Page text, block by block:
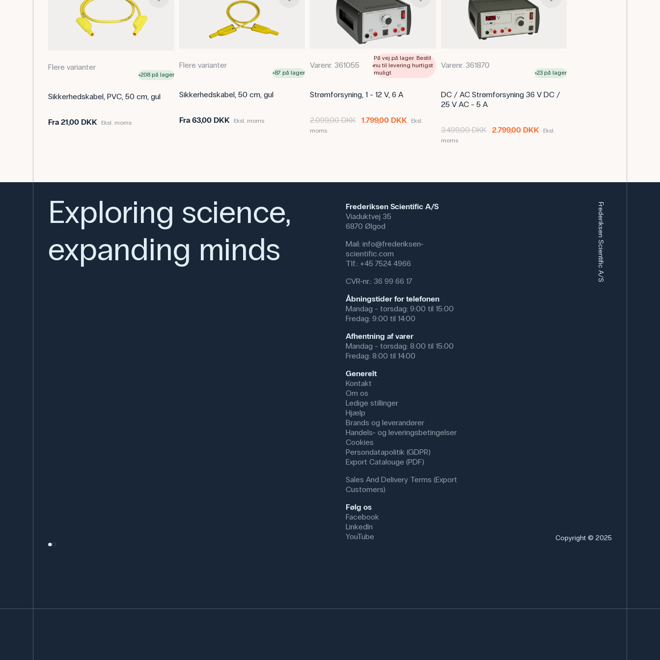
Modstand: 10 Ω
Effekt: 50 W
Flere varianter
208 på lager
Sikkerhedskabel, PVC, 50 cm, gul
Fra21,00 DKK Eksl. moms
Flere varianter
87 på lager
Sikkerhedskabel, 50 cm, gul
Fra 63,00 DKK Eksl. moms
Varenr. 361055
På vej på lager. Bestil
nu til levering hurtigst
muligt
Strømforsyning, 1 - 12 V, 6 A
2.099,00 DKK 1.799,00 DKK
Eksl.
moms
Varenr. 361870
23 på lager
DC / AC Strømforsyning 36 V DC /
25 V AC - 5 A
3.499,00 DKK 2.799,00 DKK
Eksl.
moms
Exploring science,
expanding minds
Frederiksen Scientific A/S
Viaduktvej 35
6870 Ølgod
Mail: info@frederiksen-
scientific.com
Tlf.: +45 7524 4966
CVR-nr.: 36 99 66 17
Åbningstider for telefonen
Mandag - torsdag: 9:00 til 15:00
Fredag: 9:00 til 14:00
Afhentning af varer
Mandag - torsdag: 8:00 til 15:00
Fredag: 8:00 til 14:00
Generelt
Kontakt
Om os
Ledige stillinger
Hjælp
Brands og leverandører
Handels- og leveringsbetingelser
Cookies
Persondatapolitik (GDPR)
Export Catalouge (PDF)
Sales And Delivery Terms (Export
Customers)
Følg os
Facebook
LinkedIn
YouTube
Frederiksen Scientific A/S
Copyright © 2025